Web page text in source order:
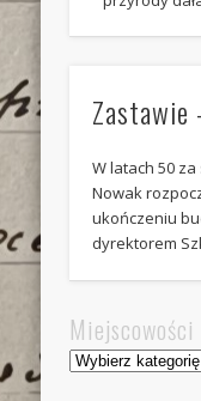
Zastawie
W latach 50
Nowak
ukończeniu
dyrektorem
Miejscowości
Miejscowości